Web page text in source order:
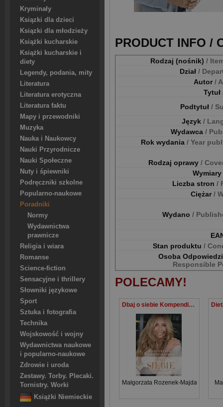
Kryminały
Ksiązki dla dzieci
Ksiązki dla młodzieży
Książki kucharskie
Książki kucharskie i
diety
Legendy, podania, mity
Literatura
Literatura erotyczna
Literatura faktu
Mapy i przewodniki
Muzyka
Nauka i Naukowcy
Nauki Przyrodnicze
Nauki Społeczne
Nuty i śpiewniki
Podręczniki szkolne
Popularno-naukowe
Poradniki
Normy
Wydawnictwa
prawnicze
Religia i wiara
Romanse
Science-fiction
Sensacyjne i thrillery
Słowniki językowe
Sport
Sztuka i fotografia
Technika
Wojskowość i wojny
Wydawnictwa naukowe
i popularno-naukowe
Zdrowie i uroda
Zestawy. Torby. Plecaki.
Tornistry. Worki
Książki Niemieckie
PRODUCT INFO /
Rodzaj (nośnik) /
Dział /
Autor/
Tytuł
Podtytuł /
Język /
Wydawca /
Rok wydania / Year
Rodzaj oprawy /
Wymiary
Liczba stron /
Ciężar/
Wydano /
Stan produktu /
Osoba
Responsible
POLECAMY!
Dbaj o siebie Kompendium wiedzy o zdrowiu dla kobiet w każdym wieku
Małgorzata Rozenek-Majdan